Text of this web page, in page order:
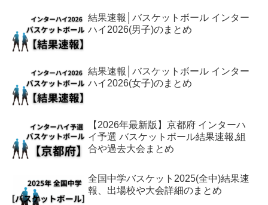
結果速報│バスケットボール インター
ハイ2026(男子)のまとめ
結果速報│バスケットボール インター
ハイ2026(女子)のまとめ
【2026年最新版】京都府 インターハ
イ予選 バスケットボール結果速報,組
合や過去大会まとめ
全国中学バスケット2025(全中)結果速
報、出場校や大会詳細のまとめ